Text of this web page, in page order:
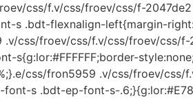
css/f.v/css/froev/css/f-
s .bdt-flexnalign-left{margin-
css/froev/css/f.v/css/froev/
css/fron5959 .v/css/froev/
s .bdt-ep-font-s-